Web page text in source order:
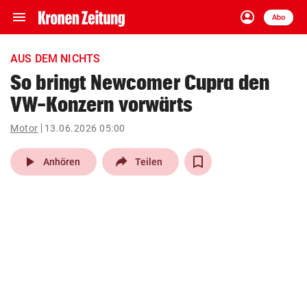
menu Navigation
ein-/ausklappen
account_circle
Anmelden
Abo
close Schließen
account_circle Anmelden
pin_drop
Wien arrow_right
AUS DEM NICHTS
So bringt Newcomer Cupra den
VW-Konzern vorwärts
Motor 13.06.2026 05:00
play_arrow Anhören Teilen